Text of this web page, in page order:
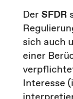
Der SFDR
sich auch
einer
Interesse